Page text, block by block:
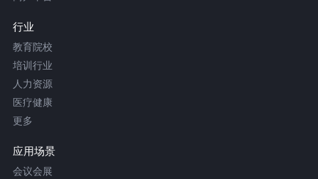
行业
教育院校
培训行业
人力资源
医疗健康
更多
应用场景
会议会展